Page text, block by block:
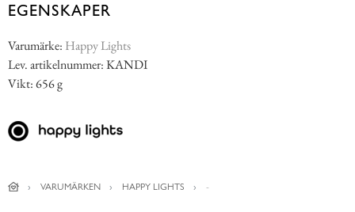
EGENSKAPER
Varumärke: Happy Lights
Lev. artikelnummer: KANDI
Vikt: 656 g
VARUMÄRKEN HAPPY LIGHTS -